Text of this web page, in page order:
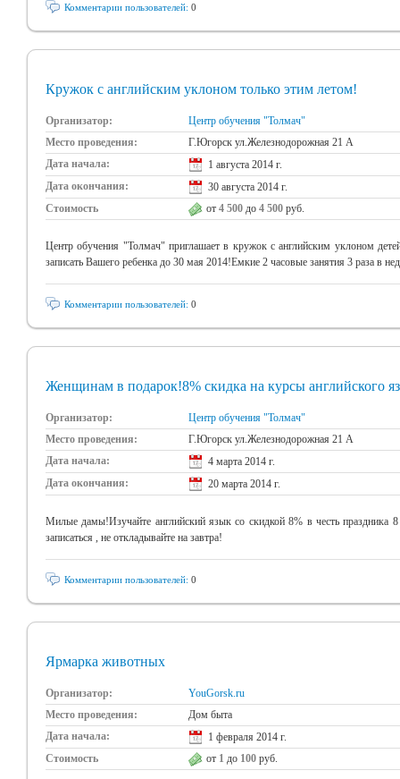
Комментарии пользователей: 0
Кружок с английским уклоном только этим летом!
Организатор:
Центр обучения "Толмач"
Место проведения:
Г.Югорск ул.Железнодорожная 21 А
Дата начала:
1 августа 2014 г.
Дата окончания:
30 августа 2014 г.
Стоимость
от 4 500 до 4 500 руб.
Центр обучения "Толмач" приглашает в кружок с английским уклоном
записать Вашего ребенка до 30 мая 2014!Емкие 2 часовые занятия 3 раза в
Комментарии пользователей: 0
Женщинам в подарок!8% скидка на курсы английского
Организатор:
Центр обучения "Толмач"
Место проведения:
Г.Югорск ул.Железнодорожная 21 А
Дата начала:
4 марта 2014 г.
Дата окончания:
20 марта 2014 г.
Милые дамы!Изучайте английский язык со скидкой 8% в честь праздника
записаться , не откладывайте на завтра!
Комментарии пользователей: 0
Ярмарка животных
Организатор:
YouGorsk.ru
Место проведения:
Дом быта
Дата начала:
1 февраля 2014 г.
Стоимость
от 1 до 100 руб.